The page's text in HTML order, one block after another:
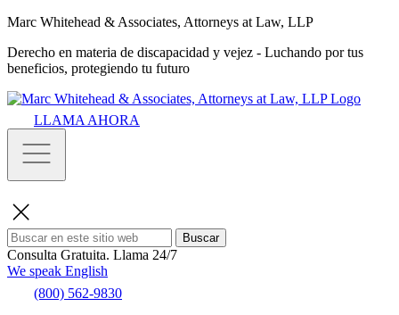
Marc Whitehead & Associates, Attorneys at Law, LLP
Derecho en materia de discapacidad y vejez - Luchando por tus
beneficios, protegiendo tu futuro
LLAMA AHORA
Buscar
Consulta Gratuita. Llama 24/7
We speak English
(800) 562-9830